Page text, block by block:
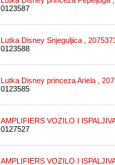
0123587
Lutka Disney Snjeguljica ,
0123588
Lutka Disney princeza Ariela ,
0123585
AMPLIFIERS VOZILO I
0127527
AMPLIFIERS VOZILO I